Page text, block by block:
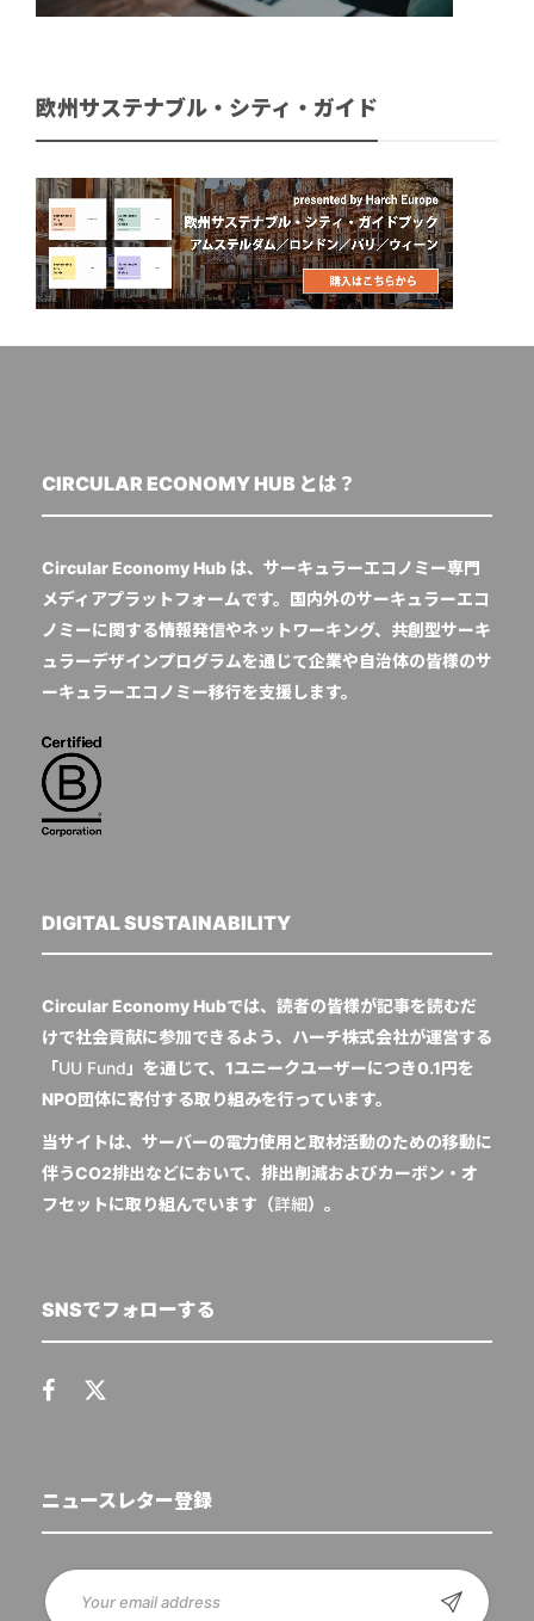
欧州サステナブル・シティ・ガイド
CIRCULAR ECONOMY HUB とは？
Circular Economy Hub は、サーキュラーエコノミー専門
メディアプラットフォームです。国内外のサーキュラーエコ
ノミーに関する情報発信やネットワーキング、共創型サーキ
ュラーデザインプログラムを通じて企業や自治体の皆様のサ
ーキュラーエコノミー移行を支援します。
DIGITAL SUSTAINABILITY
Circular Economy Hubでは、読者の皆様が記事を読むだ
けで社会貢献に参加できるよう、ハーチ株式会社が運営する
「UU Fund 」を通じて、1ユニークユーザーにつき0.1円を
NPO団体に寄付する取り組みを行っています。
当サイトは、サーバーの電力使用と取材活動のための移動に
伴うCO2排出などにおいて、排出削減およびカーボン・オ
フセットに取り組んでいます（詳細）。
SNSでフォローする
ニュースレター登録